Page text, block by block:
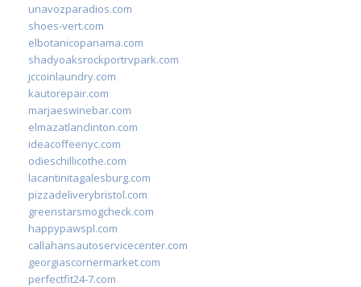
unavozparadios.com
shoes-vert.com
elbotanicopanama.com
shadyoaksrockportrvpark.com
jccoinlaundry.com
kautorepair.com
marjaeswinebar.com
elmazatlanclinton.com
ideacoffeenyc.com
odieschillicothe.com
lacantinitagalesburg.com
pizzadeliverybristol.com
greenstarsmogcheck.com
happypawspl.com
callahansautoservicecenter.com
georgiascornermarket.com
perfectfit24-7.com